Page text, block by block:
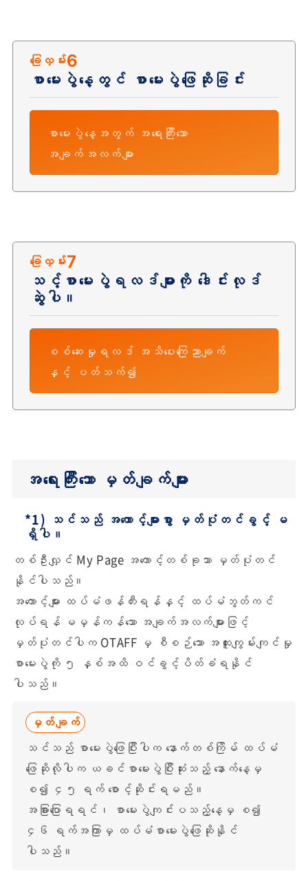
ခြေလှမ်း6
စာမေးပွဲနေ့တွင် စာမေးပွဲဖြေဆိုခြင်း
စာမေးပွဲနေ့အတွက် အရေးကြီးသော
အချက်အလက်များ
ခြေလှမ်း7
သင့်စာမေးပွဲရလဒ်များကို ဒေါင်းလုဒ်
ဆွဲပါ။
စစ်ဆေးမှုရလဒ် အသိပေးကြေညာချက်
နှင့် ပတ်သက်၍
အရေးကြီးသော မှတ်ချက်များ
*1) သင်သည် အကောင့်များစွာ မှတ်ပုံတင်ခွင့် မ
ရှိပါ။
တစ်ဦးလျှင် My Page အကောင့်တစ်ခုသာ မှတ်ပုံတင်
နိုင်ပါသည်။
အကောင့်များ ထပ်မံဖန်တီးရန်နှင့် ထပ်မံဘွတ်ကင်
လုပ်ရန် မမှန်ကန်သော အချက်အလက်များဖြင့်
မှတ်ပုံတင်ပါက OTAFF မှ စီစဉ်သော အထူးကျွမ်းကျင်မှု
စာမေးပွဲကို ၅ နှစ်အထိ ဝင်ခွင့်ပိတ်ခံရနိုင်
ပါသည်။
မှတ်ချက်
သင်သည် စာမေးပွဲဖြေပြီးပါက နောက်တစ်ကြိမ် ထပ်မံ
ဖြေဆိုလိုပါက ယခင်စာမေးပွဲပြီးဆုံးသည့် နောက်နေ့မှ
စ၍ ၄၅ ရက် စောင့်ဆိုင်းရမည်။
အခြားပြောရရင်၊ စာမေးပွဲကျင်းပသည့်နေ့မှ စ၍
၄၆ ရက်အကြာမှ ထပ်မံစာမေးပွဲဖြေဆိုနိုင်
ပါသည်။